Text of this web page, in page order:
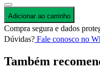
Adicionar ao carrinho
Compra segura e dados
Dúvidas? Fale conosco no
Também